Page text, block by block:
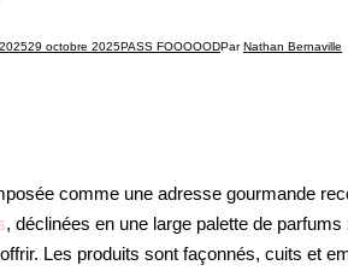
29 octobre 2025PASS FOOOOODParNathan Bernaville
comme une adresse gourmande
, déclinées en une large palette de
Les produits sont façonnés, cuits et